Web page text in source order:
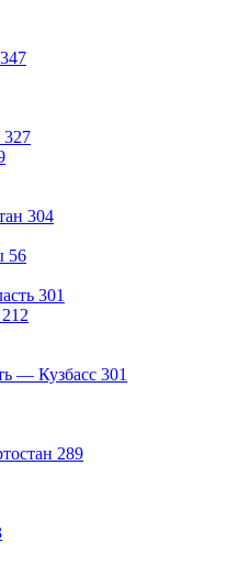
347
327
304
56
301
212
— Кузбасс 301
289